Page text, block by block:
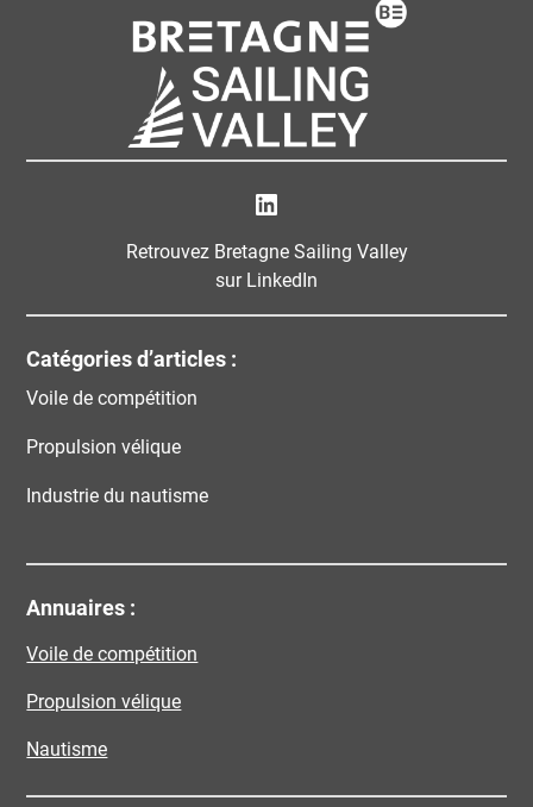
Bretagne Sailing Valley
Retrouvez Bretagne Sailing Valley
sur LinkedIn
Catégories d’articles :
Voile de compétition
Propulsion vélique
Industrie du nautisme
Annuaires :
Voile de compétition
Propulsion vélique
Nautisme